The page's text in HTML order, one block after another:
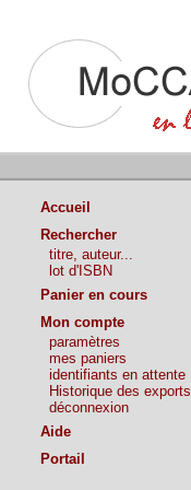
Accueil
Rechercher
titre, auteur...
lot d'ISBN
Panier en cours
Mon compte
paramètres
mes paniers
identifiants en attente
Historique des exports
déconnexion
Aide
Portail